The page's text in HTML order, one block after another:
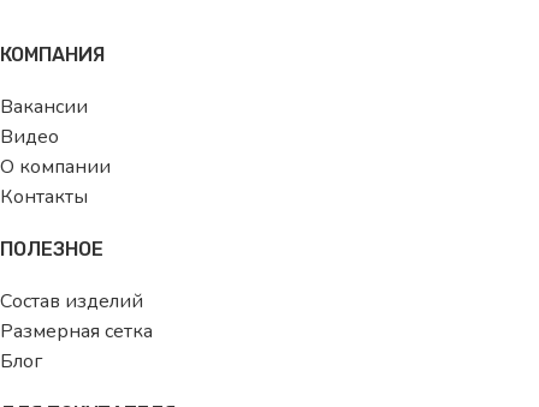
КОМПАНИЯ
Вакансии
Видео
О компании
Контакты
ПОЛЕЗНОЕ
Состав изделий
Размерная сетка
Блог